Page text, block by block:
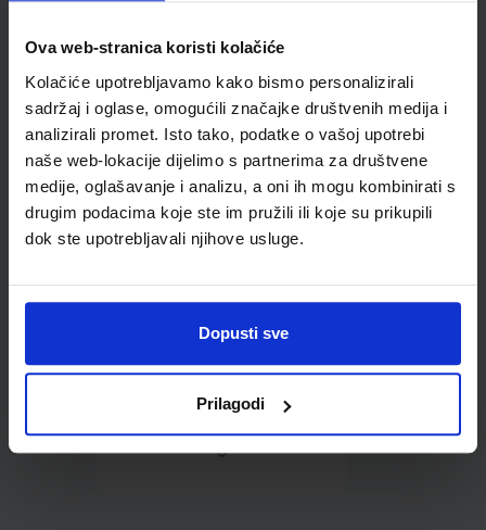
Ova web-stranica koristi kolačiće
Kolačiće upotrebljavamo kako bismo personalizirali
sadržaj i oglase, omogućili značajke društvenih medija i
analizirali promet. Isto tako, podatke o vašoj upotrebi
naše web-lokacije dijelimo s partnerima za društvene
medije, oglašavanje i analizu, a oni ih mogu kombinirati s
drugim podacima koje ste im pružili ili koje su prikupili
dok ste upotrebljavali njihove usluge.
Dopusti sve
Prilagodi
Omot PVC za školske
udžbenike; dimenzije
433x304; tip 164
0,85 €